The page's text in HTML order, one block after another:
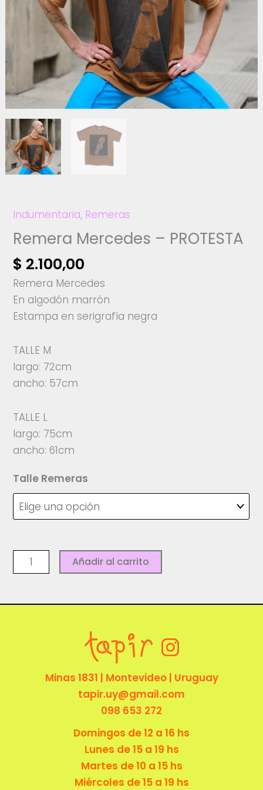
Indumentaria, Remeras
Remera Mercedes – PROTESTA
$ 2.100,00
Remera Mercedes
En algodón marrón
Estampa en serigrafía negra
TALLE M
largo: 72cm
ancho: 57cm
TALLE L
largo: 75cm
ancho: 61cm
Talle Remeras
Remera
Mercedes
PROTESTA
Añadir al carrito
Minas 1831 | Montevideo | Uruguay
tapir.uy@gmail.com
098 653 272
Domingos de 12 a 16 hs
Lunes de 15 a 19 hs
Martes de 10 a 15 hs
Miércoles de 15 a 19 hs